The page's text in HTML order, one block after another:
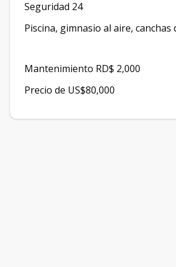
Seguridad 24
Piscina, gimnasio al aire,
Mantenimiento RD$ 2,000
Precio de US$80,000